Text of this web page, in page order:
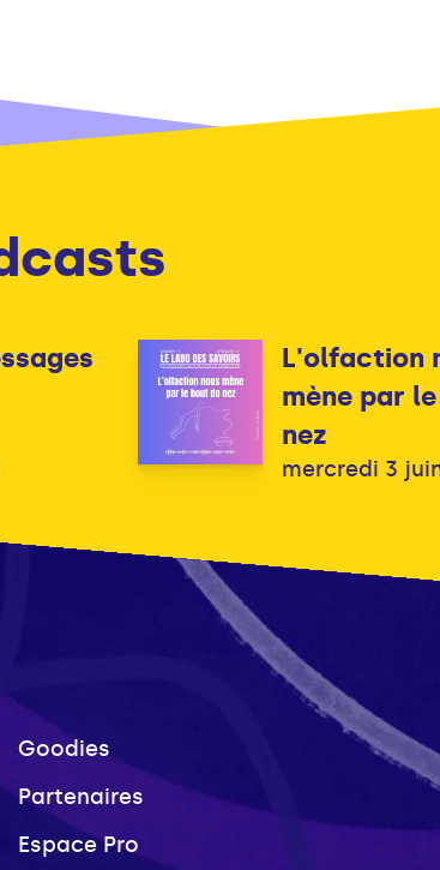
L'olfaction
mène par
nez
mercredi 3
Goodies
Partenaires
Espace Pro